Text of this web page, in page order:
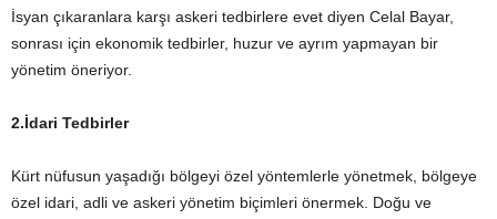
İsyan çıkaranlara karşı askeri tedbirlere evet diyen Celal Bayar,
sonrası için ekonomik tedbirler, huzur ve ayrım yapmayan bir
yönetim öneriyor.
2.İdari Tedbirler
Kürt nüfusun yaşadığı bölgeyi özel yöntemlerle yönetmek, bölgeye
özel idari, adli ve askeri yönetim biçimleri önermek. Doğu ve